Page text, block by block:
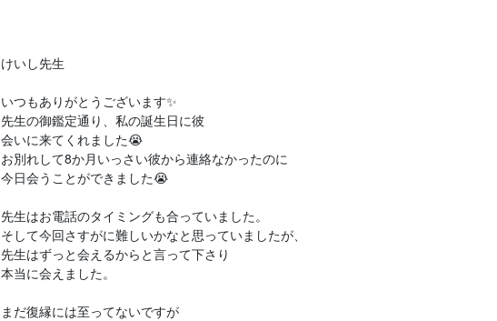
けいし先生
いつもありがとうございます✨
先生の御鑑定通り、私の誕生日に彼
会いに来てくれました😭
お別れして8か月いっさい彼から連絡なかったのに
今日会うことができました😭
先生はお電話のタイミングも合っていました。
そして今回さすがに難しいかなと思っていましたが、
先生はずっと会えるからと言って下さり
本当に会えました。
まだ復縁には至ってないですが